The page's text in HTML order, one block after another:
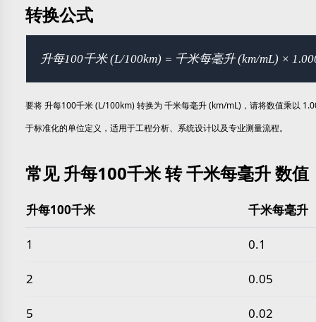
转换公式
升每100千米 (L/100km) = 千米每毫升 (km/mL) ×
要将 升每100千米 (L/100km) 转换为 千米每毫升 (km/mL)，请将数值乘以
于标准化的单位定义，适用于工程分析、系统设计以及专业测量流程。
常见 升每100千米 转 千米每毫升 数值
常见 升每100千米 转 千米每毫升 数值
升每100千米 千米每毫升
1 0.1
2 0.05
5 0.02